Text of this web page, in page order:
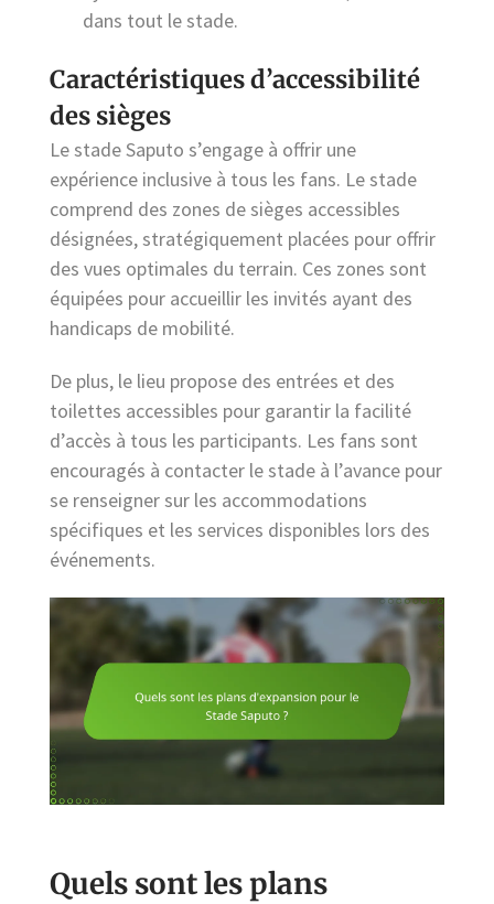
dans tout le stade.
Caractéristiques d’accessibilité
des sièges
Le stade Saputo s’engage à offrir une
expérience inclusive à tous les fans. Le stade
comprend des zones de sièges accessibles
désignées, stratégiquement placées pour offrir
des vues optimales du terrain. Ces zones sont
équipées pour accueillir les invités ayant des
handicaps de mobilité.
De plus, le lieu propose des entrées et des
toilettes accessibles pour garantir la facilité
d’accès à tous les participants. Les fans sont
encouragés à contacter le stade à l’avance pour
se renseigner sur les accommodations
spécifiques et les services disponibles lors des
événements.
Quels sont les plans